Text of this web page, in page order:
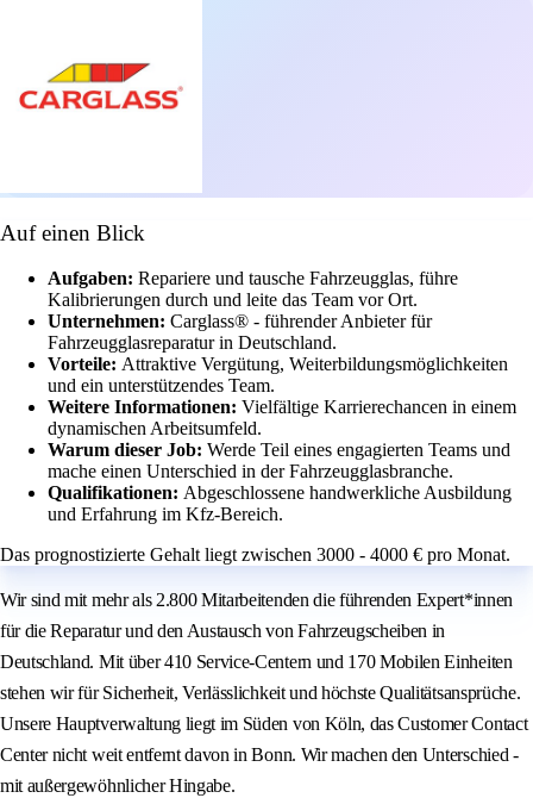
Auf einen Blick
Aufgaben: Repariere und tausche Fahrzeugglas, führe
Kalibrierungen durch und leite das Team vor Ort.
Unternehmen: Carglass® - führender Anbieter für
Fahrzeugglasreparatur in Deutschland.
Vorteile: Attraktive Vergütung, Weiterbildungsmöglichkeiten
und ein unterstützendes Team.
Weitere Informationen: Vielfältige Karrierechancen in einem
dynamischen Arbeitsumfeld.
Warum dieser Job: Werde Teil eines engagierten Teams und
mache einen Unterschied in der Fahrzeugglasbranche.
Qualifikationen: Abgeschlossene handwerkliche Ausbildung
und Erfahrung im Kfz-Bereich.
Das prognostizierte Gehalt liegt zwischen 3000 - 4000 € pro Monat.
Wir sind mit mehr als 2.800 Mitarbeitenden die führenden Expert*innen
für die Reparatur und den Austausch von Fahrzeugscheiben in
Deutschland. Mit über 410 Service-Centern und 170 Mobilen Einheiten
stehen wir für Sicherheit, Verlässlichkeit und höchste Qualitätsansprüche.
Unsere Hauptverwaltung liegt im Süden von Köln, das Customer Contact
Center nicht weit entfernt davon in Bonn. Wir machen den Unterschied -
mit außergewöhnlicher Hingabe.